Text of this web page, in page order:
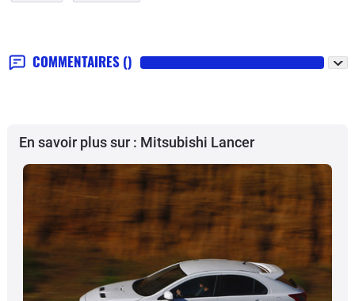
COMMENTAIRES ()
En savoir plus sur : Mitsubishi Lancer